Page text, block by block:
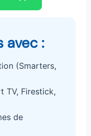
avec :
(Smarters,
TV, Firestick,
de